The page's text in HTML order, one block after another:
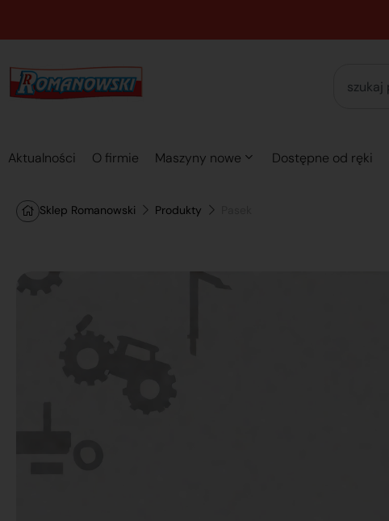
Aktualności O firmie Maszyny nowe Dostępne od ręki
Sklep Romanowski Produkty